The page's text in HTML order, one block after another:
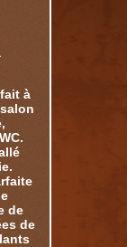
à
de
de